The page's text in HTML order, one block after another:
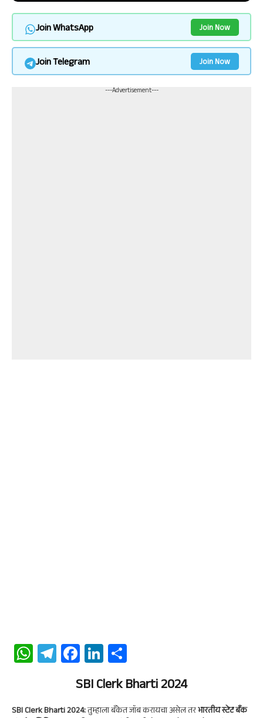
Join WhatsApp Join Now
Join Telegram Join Now
---Advertisement---
W
ha
A
Te
le
a
Fa
ce
b
oo
Li
n
ke
dI
ha
re
SBI Clerk Bharti 2024
SBI Clerk Bharti 2024:तुम्हाला बँकेत जॉब करायचा असेल तरभारतीय स्टेट बँक